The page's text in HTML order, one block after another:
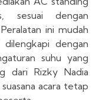
sesuai dengan
ini mudah
dengan
suhu yang
dari Rizky Nadia
acara tetap